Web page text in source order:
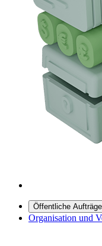
Öffentliche Aufträge
Organisation und